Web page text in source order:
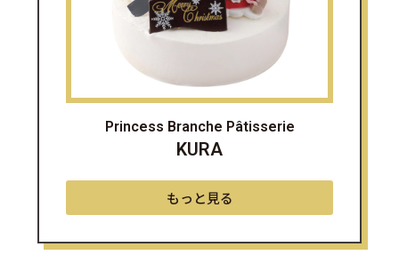
Princess Branche Pâtisserie
KURA
もっと見る